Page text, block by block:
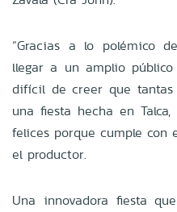
“Gracias a lo polémico
llegar a un amplio
difícil de creer que tantas
una fiesta hecha en
felices porque cumple con
el productor.
Una innovadora fiesta